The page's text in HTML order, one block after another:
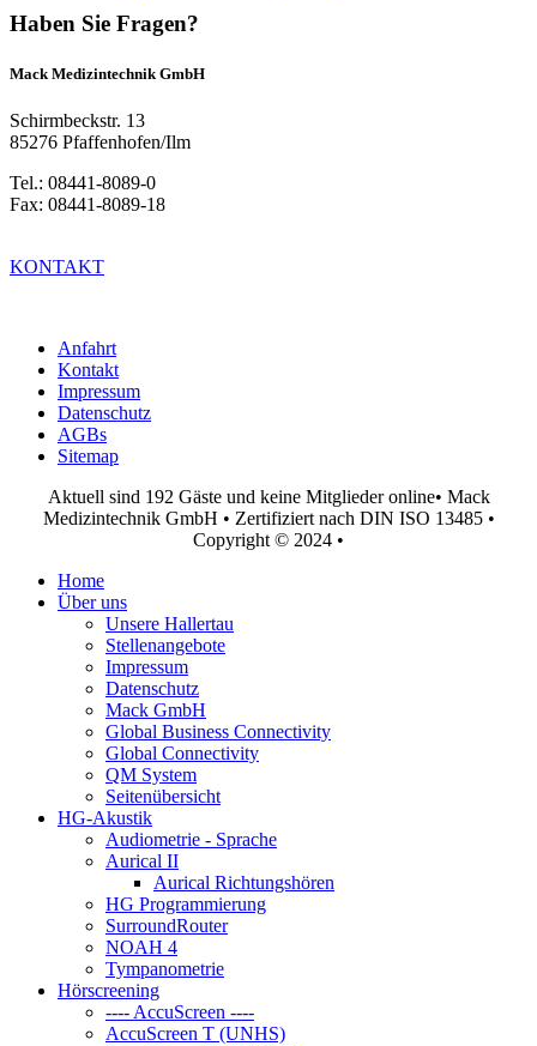
Haben Sie Fragen?
Mack Medizintechnik GmbH
Schirmbeckstr. 13
85276 Pfaffenhofen/Ilm
Tel.: 08441-8089-0
Fax: 08441-8089-18
KONTAKT
Anfahrt
Kontakt
Impressum
Datenschutz
AGBs
Sitemap
Aktuell sind 192 Gäste und keine Mitglieder online• Mack
Medizintechnik GmbH • Zertifiziert nach DIN ISO 13485 •
Copyright © 2024 •
Home
Über uns
Unsere Hallertau
Stellenangebote
Impressum
Datenschutz
Mack GmbH
Global Business Connectivity
Global Connectivity
QM System
Seitenübersicht
HG-Akustik
Audiometrie - Sprache
Aurical II
Aurical Richtungshören
HG Programmierung
SurroundRouter
NOAH 4
Tympanometrie
Hörscreening
---- AccuScreen ----
AccuScreen T (UNHS)